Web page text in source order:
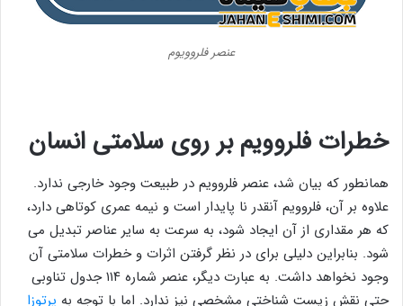
عنصر فلروویوم
خطرات فلروویم بر روی سلامتی انسان
همانطور که بیان شد، عنصر فلروویم در طبیعت وجود خارجی ندارد.
علاوه بر آن، فلروویم آنقدر نا پایدار است و نیمه عمری کوتاهی دارد،
که هر مقداری از آن ایجاد شود، به سرعت به سایر عناصر تبدیل می
شود. بنابراین دلیلی برای در نظر گرفتن اثرات و خطرات سلامتی آن
وجود نخواهد داشت. به عبارت دیگر، عنصر شماره ۱۱۴ جدول تناوبی
حتی نقش زیست‌ شناختی مشخصی نیز ندارد. اما با توجه به پرتوزا